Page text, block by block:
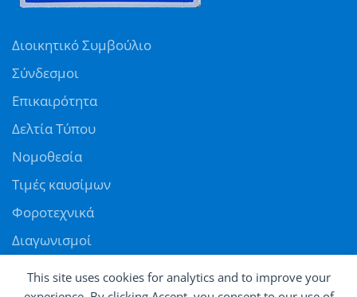
This site uses cookies for analytics and to improve your
Διοικητικό Συμβούλιο
Σύνδεσμοι
Επικαιρότητα
Δελτία Τύπου
Νομοθεσία
Τιμές καυσίμων
Φοροτεχνικά
Διαγωνισμοί
Αγγελίες